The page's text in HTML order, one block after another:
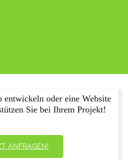
entwickeln oder eine Website
Sie bei Ihrem Projekt!
ANFRAGEN!